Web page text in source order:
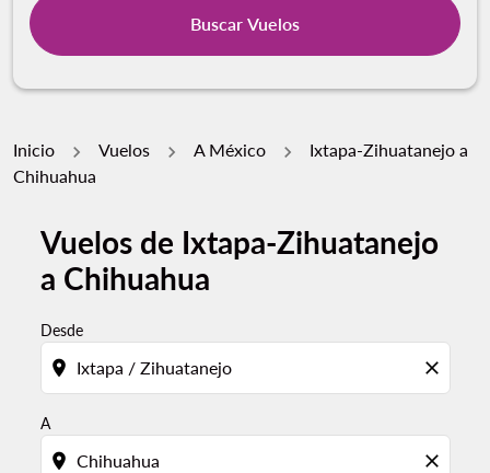
Buscar Vuelos
Inicio Vuelos A México
Ixtapa-Zihuatanejo a
Chihuahua
Vuelos de Ixtapa-Zihuatanejo
a Chihuahua
Desde
location_on close
A
location_on close
Pruebe un mes alternativo o interactúe con días